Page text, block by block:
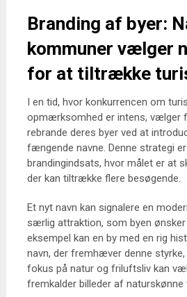
Branding af byer:
kommuner vælger
for at tiltrække
I en tid, hvor konkurrencen om
opmærksomhed er intens, vælger
rebrande deres byer ved at
fængende navne. Denne strategi
brandingindsats, hvor målet er at
der kan tiltrække flere besøgende.
Et nyt navn kan signalere en
særlig attraktion, som byen
eksempel kan en by med en rig
navn, der fremhæver denne
fokus på natur og friluftsliv kan
fremkalder billeder af naturskønne